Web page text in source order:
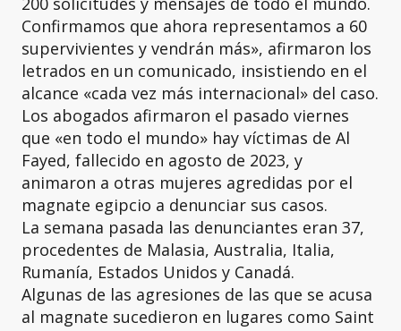
Confirmamos que ahora representamos a 60
supervivientes y vendrán más», afirmaron los
letrados en un comunicado, insistiendo en el
alcance «cada vez más internacional» del caso.
Los abogados afirmaron el pasado viernes
que «en todo el mundo» hay víctimas de Al
Fayed, fallecido en agosto de 2023, y
animaron a otras mujeres agredidas por el
magnate egipcio a denunciar sus casos.
La semana pasada las denunciantes eran 37,
procedentes de Malasia, Australia, Italia,
Rumanía, Estados Unidos y Canadá.
Algunas de las agresiones de las que se acusa
al magnate sucedieron en lugares como Saint